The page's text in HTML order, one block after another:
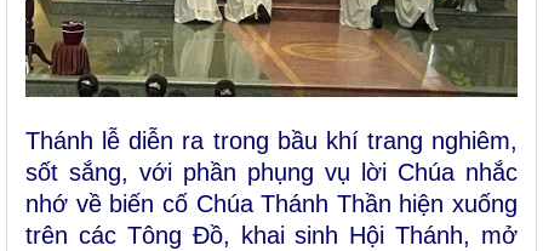
Thánh lễ diễn ra trong bầu khí trang nghiêm,
sốt sắng, với phần phụng vụ lời Chúa nhắc
nhớ về biến cố Chúa Thánh Thần hiện xuống
trên các Tông Đồ, khai sinh Hội Thánh, mở